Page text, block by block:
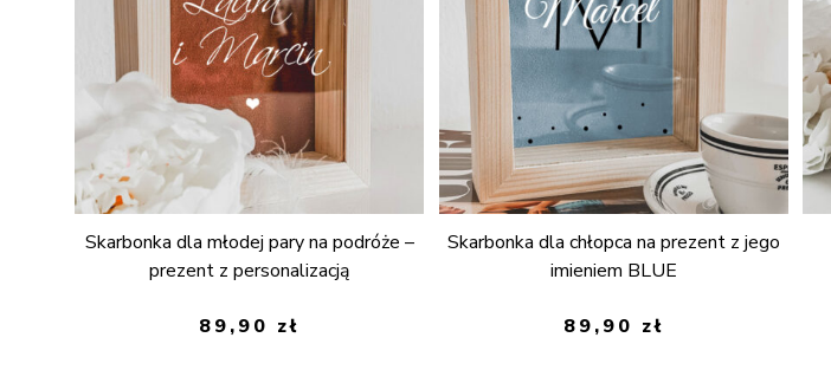
Skarbonka dla młodej pary na podróże –
prezent z personalizacją
89,90 zł
Skarbonka dla chłopca na prezent z jego
imieniem BLUE
89,90 zł